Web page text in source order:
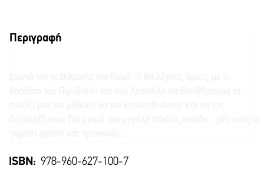
Περιγραφή
ISBN: 978-960-627-100-7